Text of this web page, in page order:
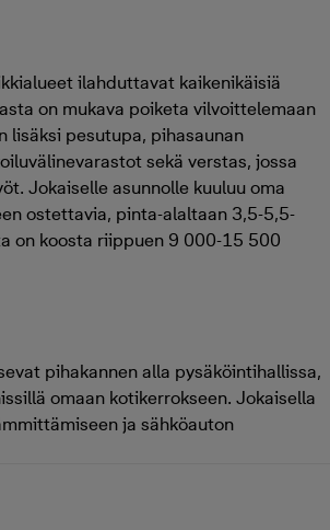
ilahduttavat kaikenikäisiä
on mukava poiketa vilvoittelemaan
lisäksi pesutupa, pihasaunan
sekä verstas, jossa
Jokaiselle asunnolle kuuluu oma
ostettavia, pinta-alaltaan 3,5-5,5-
on koosta riippuen 9 000-15 500
pihakannen alla pysäköintihallissa,
omaan kotikerrokseen. Jokaisella
ja sähköauton